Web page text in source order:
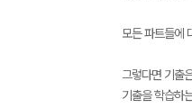
모든 파트들에
그렇다면 기출
기출을 학습하